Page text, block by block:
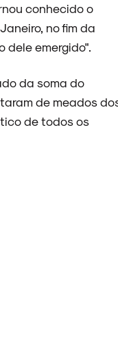
conhecido o
no fim da
emergido".
da soma do
de meados
de todos os